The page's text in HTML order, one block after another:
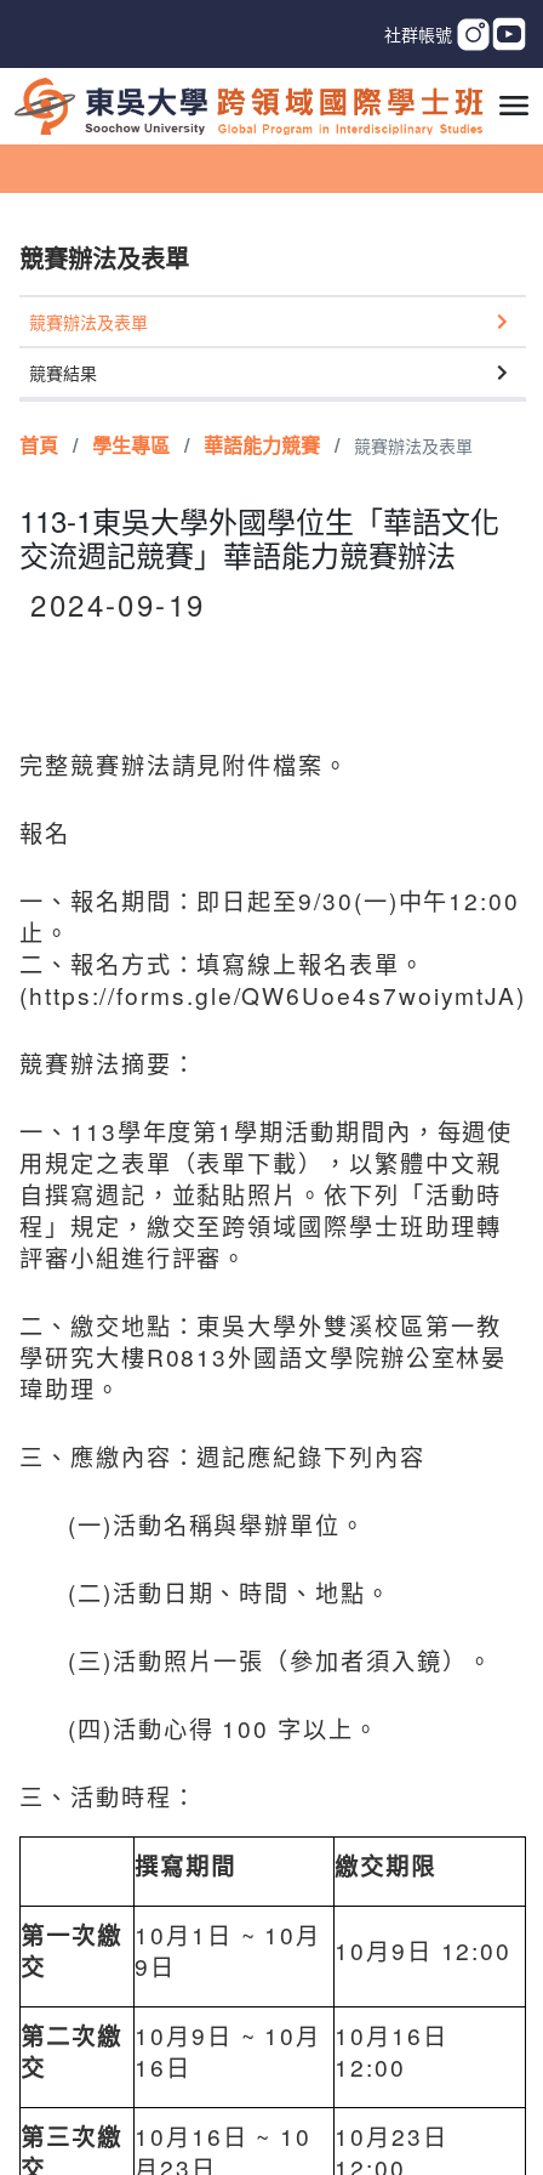
社群帳號
競賽辦法及表單
競賽辦法及表單
競賽結果
首頁 / 學生專區 / 華語能力競賽 / 競賽辦法及表單
113-1東吳大學外國學位生「華語文化
交流週記競賽」華語能力競賽辦法
2024-09-19
完整競賽辦法請見附件檔案。
報名
一、報名期間：即日起至9/30(一)中午12:00
止。
二、報名方式：填寫線上報名表單。
(https://forms.gle/QW6Uoe4s7woiymtJA)
競賽辦法摘要：
一、113學年度第1學期活動期間內，每週使
用規定之表單 （表單下載），以繁體中文親
自撰寫週記，並黏貼照片。依下列「活動時
程」規定，繳交至跨領域國際學士班助理轉
評審小組進行評審。
二、繳交地點：東吳大學外雙溪校區第一教
學研究大樓R0813外國語文學院辦公室林晏
瑋助理。
三、應繳內容：週記應紀錄下列內容
(一)活動名稱與舉辦單位。
(二)活動日期、時間、地點。
(三)活動照片一張（參加者須入鏡）。
(四)活動心得 100 字以上。
三、活動時程：
撰寫期間 繳交期限
第一次繳
交
10月1日 ~ 10月
9日
10月9日 12:00
第二次繳
交
10月9日 ~ 10月
16日
10月16日
12:00
第三次繳
交
10月16日 ~ 10
月23日
10月23日
12:00